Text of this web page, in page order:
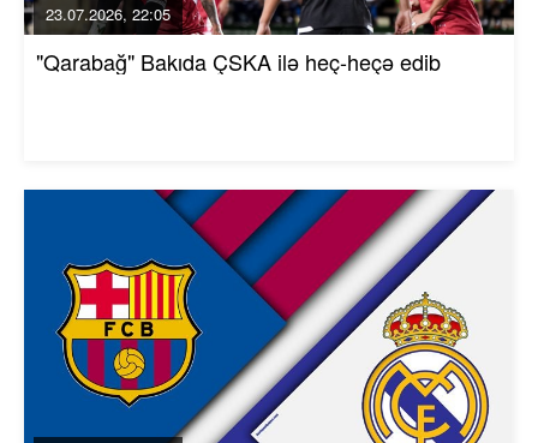
23.07.2026, 22:05
"Qarabağ" Bakıda ÇSKA ilə heç-heçə edib